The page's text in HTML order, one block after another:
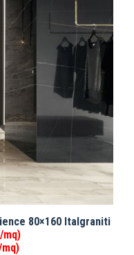
80×160 Italgraniti
mq)